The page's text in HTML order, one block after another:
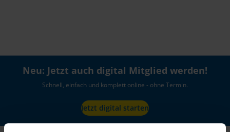
Neu: Jetzt auch digital Mitglied werden!
Schnell, einfach und komplett online - ohne Termin.
Jetzt digital starten